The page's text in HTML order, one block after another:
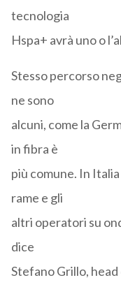
tecnologia
Hspa+ avrà uno o
Stesso percorso
ne sono
alcuni, come la
in fibra è
più comune. In
rame e gli
altri operatori su
dice
Stefano Grillo,